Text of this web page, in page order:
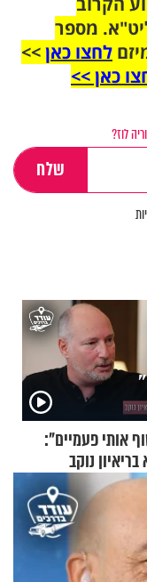
מספר
לחצו כאן>>
כאן >>
לוז?
אותי פעמיים":
נוקב